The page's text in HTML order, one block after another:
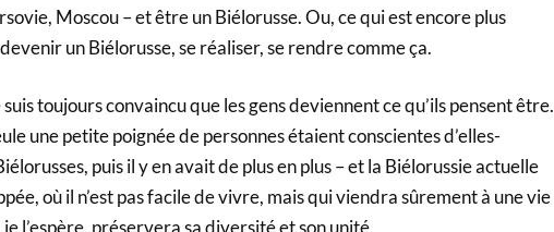
Moscou – et être un Biélorusse. Ou, ce qui est encore plus
un Biélorusse, se réaliser, se rendre comme ça.
toujours convaincu que les gens deviennent ce qu’ils pensent être.
une petite poignée de personnes étaient conscientes d’elles-
puis il y en avait de plus en plus – et la Biélorussie actuelle
où il n’est pas facile de vivre, mais qui viendra sûrement à une vie
l’espère, préservera sa diversité et son unité.